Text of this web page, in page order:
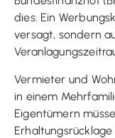
dies. Ein
versagt, sondern
Vermieter und
in einem
Eigentümern